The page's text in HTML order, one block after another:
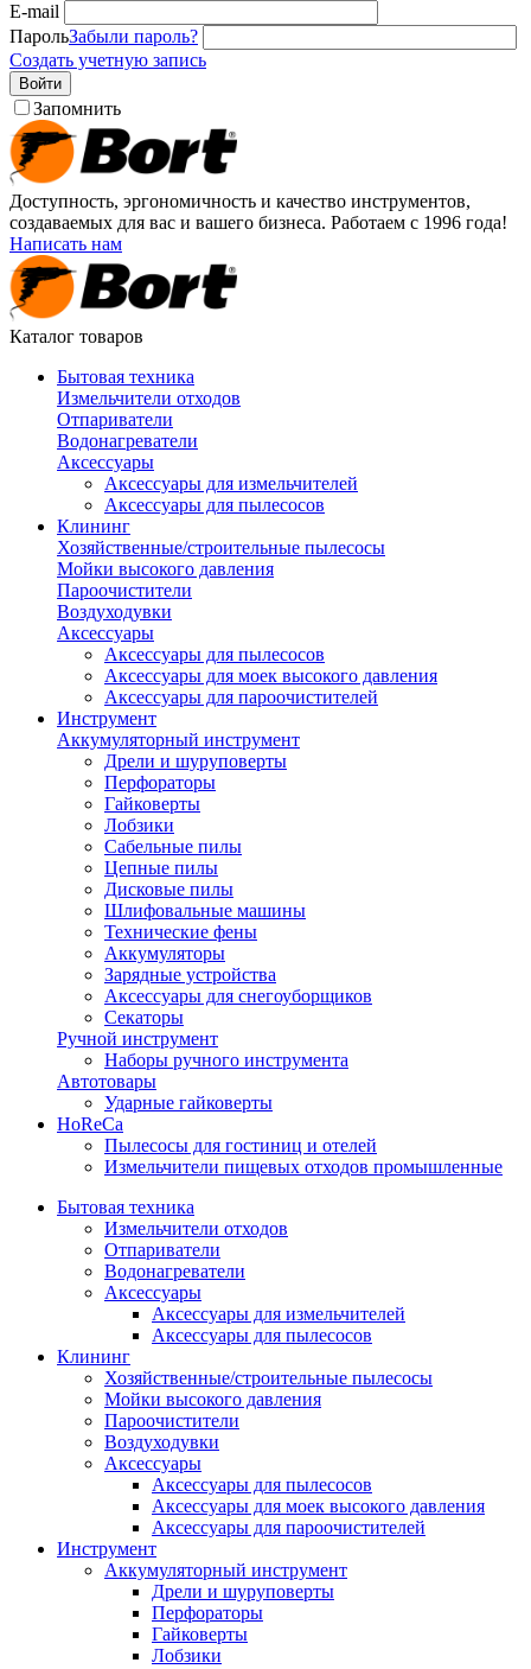
E-mail
ПарольЗабыли пароль?
Создать учетную запись
Войти
Запомнить
Доступность, эргономичность и качество инструментов,
создаваемых для вас и вашего бизнеса. Работаем с 1996 года!
Написать нам
Каталог товаров
Бытовая техника
Измельчители отходов
Отпариватели
Водонагреватели
Аксессуары
Аксессуары для измельчителей
Аксессуары для пылесосов
Клининг
Хозяйственные/строительные пылесосы
Мойки высокого давления
Пароочистители
Воздуходувки
Аксессуары
Аксессуары для пылесосов
Аксессуары для моек высокого давления
Аксессуары для пароочистителей
Инструмент
Аккумуляторный инструмент
Дрели и шуруповерты
Перфораторы
Гайковерты
Лобзики
Сабельные пилы
Цепные пилы
Дисковые пилы
Шлифовальные машины
Технические фены
Аккумуляторы
Зарядные устройства
Аксессуары для снегоуборщиков
Секаторы
Ручной инструмент
Наборы ручного инструмента
Автотовары
Ударные гайковерты
HoReCa
Пылесосы для гостиниц и отелей
Измельчители пищевых отходов промышленные
Бытовая техника
Измельчители отходов
Отпариватели
Водонагреватели
Аксессуары
Аксессуары для измельчителей
Аксессуары для пылесосов
Клининг
Хозяйственные/строительные пылесосы
Мойки высокого давления
Пароочистители
Воздуходувки
Аксессуары
Аксессуары для пылесосов
Аксессуары для моек высокого давления
Аксессуары для пароочистителей
Инструмент
Аккумуляторный инструмент
Дрели и шуруповерты
Перфораторы
Гайковерты
Лобзики